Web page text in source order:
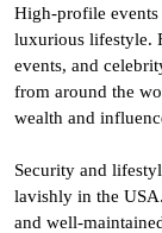
High-profile events
luxurious lifestyle.
events, and
from around the
wealth and
Security and
lavishly in the
and well-